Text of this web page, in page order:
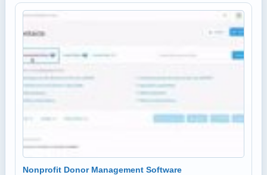
Nonprofit Donor Management Software